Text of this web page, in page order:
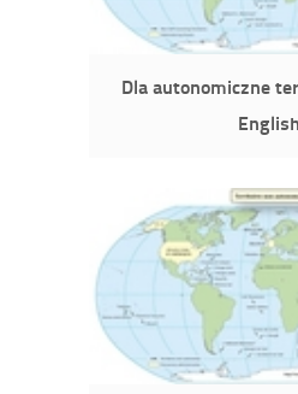
Dla autonomiczne
English